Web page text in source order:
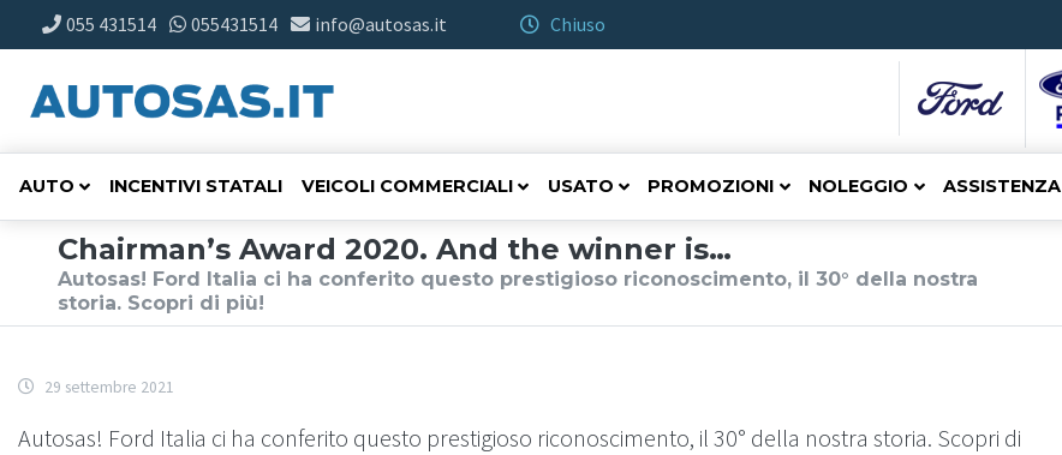
055 431514 055431514 info@autosas.it Chiuso
AUTO INCENTIVI STATALI VEICOLI COMMERCIALI USATO PROMOZIONI NOLEGGIO ASSISTENZA
Chairman’s Award 2020. And the winner is…
Autosas! Ford Italia ci ha conferito questo prestigioso riconoscimento, il 30° della nostra
storia. Scopri di più!
29 settembre 2021
Autosas! Ford Italia ci ha conferito questo prestigioso riconoscimento, il 30° della nostra storia. Scopri di